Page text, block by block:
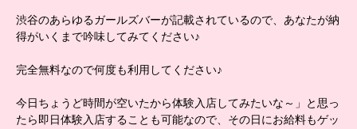
渋谷のあらゆるガールズバーが記載されているので、あなたが納
得がいくまで吟味してみてください♪
完全無料なので何度も利用してください♪
今日ちょうど時間が空いたから体験入店してみたいな～」と思っ
たら即日体験入店することも可能なので、その日にお給料もゲッ